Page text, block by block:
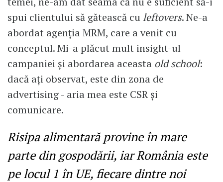
spui clientului să gătească cu leftovers. Ne-a
abordat agenția MRM, care a venit cu
conceptul. Mi-a plăcut mult insight-ul
campaniei și abordarea aceasta old school:
dacă ați observat, este din zona de
advertising - aria mea este CSR și
comunicare.
Risipa alimentară provine în mare
parte din gospodării, iar România este
pe locul 1 în UE, fiecare dintre noi